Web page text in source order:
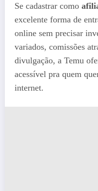
Se cadastrar como
excelente forma de
online sem precisar
variados, comissões
divulgação, a Temu
acessível pra quem
internet.